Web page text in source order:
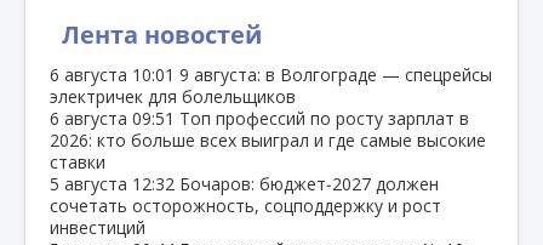
Лента новостей
6 августа 10:01 9 августа: в Волгограде — спецрейсы
электричек для болельщиков
6 августа 09:51 Топ профессий по росту зарплат в
2026: кто больше всех выиграл и где самые высокие
ставки
5 августа 12:32 Бочаров: бюджет‑2027 должен
сочетать осторожность, соцподдержку и рост
инвестиций